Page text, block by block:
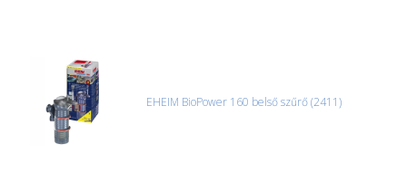
EHEIM BioPower 160 belső szűrő (2411)